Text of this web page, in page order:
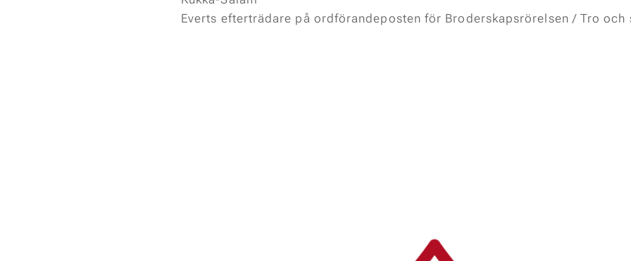
Everts efterträdare på ordförandeposten för Broderskapsrörelsen / Tro och